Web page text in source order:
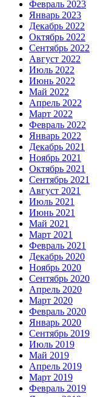
Февраль 2023
Январь 2023
Декабрь 2022
Октябрь 2022
Сентябрь 2022
Август 2022
Июль 2022
Июнь 2022
Май 2022
Апрель 2022
Март 2022
Февраль 2022
Январь 2022
Декабрь 2021
Ноябрь 2021
Октябрь 2021
Сентябрь 2021
Август 2021
Июль 2021
Июнь 2021
Май 2021
Март 2021
Февраль 2021
Декабрь 2020
Ноябрь 2020
Сентябрь 2020
Апрель 2020
Март 2020
Февраль 2020
Январь 2020
Сентябрь 2019
Июль 2019
Май 2019
Апрель 2019
Март 2019
Февраль 2019